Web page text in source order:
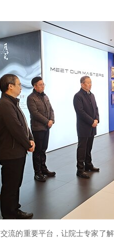
流的重要平台，让院士专家了